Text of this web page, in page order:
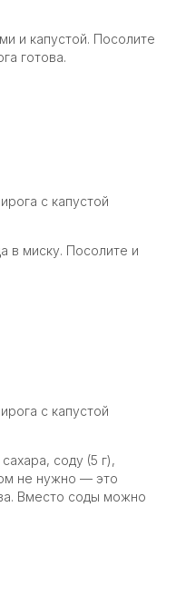
и капустой. Посолите
готова.
с капустой
в миску. Посолите и
с капустой
соду (5 г),
не нужно — это
Вместо соды можно